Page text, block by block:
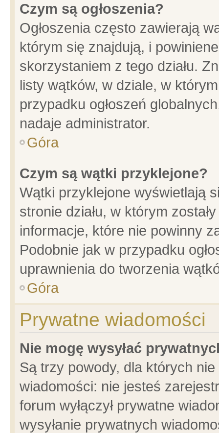
Czym są ogłoszenia?
Ogłoszenia często zawierają
którym się znajdują, i
skorzystaniem z tego działu.
listy wątków, w dziale, w
przypadku ogłoszeń
nadaje administrator.
Góra
Czym są wątki przyklejone?
Wątki przyklejone wyświetlają
stronie działu, w którym
informacje, które nie powinny
Podobnie jak w przypadku
uprawnienia do tworzenia
Góra
Prywatne wiadomości
Nie mogę wysyłać
Są trzy powody, dla których
wiadomości: nie jesteś
forum wyłączył prywatne
wysyłanie prywatnych